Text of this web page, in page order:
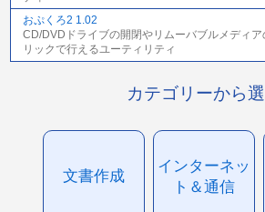
おぷくろ2 1.02
CD/DVDドライブの開閉やリムーバブルメディ
リックで行えるユーティリティ
カテゴリーから
文書作成
インターネッ
ト＆通信